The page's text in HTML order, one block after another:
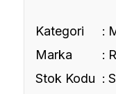
Kategori
Marka
Stok Kodu